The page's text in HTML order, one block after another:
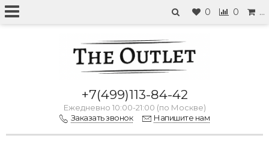
0 0 …
+7(499)113-84-42
Ежедневно 10:00-21:00 (по Москве)
Заказать звонок
Напишите нам